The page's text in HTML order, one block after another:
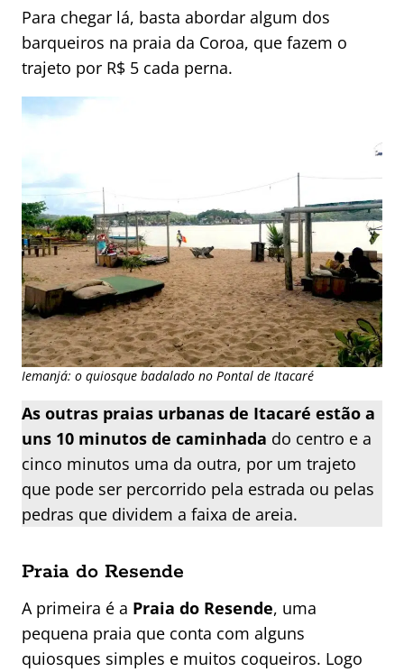
Para chegar lá, basta abordar algum dos
barqueiros na praia da Coroa, que fazem o
trajeto por R$ 5 cada perna.
Iemanjá: o quiosque badalado no Pontal de Itacaré
As outras praias urbanas de Itacaré estão a
uns 10 minutos de caminhada do centro e a
cinco minutos uma da outra, por um trajeto
que pode ser percorrido pela estrada ou pelas
pedras que dividem a faixa de areia.
Praia do Resende
A primeira é a Praia do Resende, uma
pequena praia que conta com alguns
quiosques simples e muitos coqueiros. Logo